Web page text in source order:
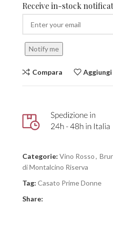
Receive in-stock
Notify me
Compara
Categorie: Vino Rosso,
di Montalcino Riserva
Tag: Casato Prime Donne
Share: